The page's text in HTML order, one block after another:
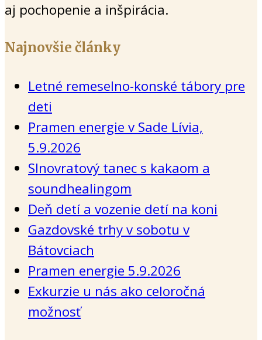
aj pochopenie a inšpirácia.
Najnovšie články
Letné remeselno-konské tábory pre
deti
Pramen energie v Sade Lívia,
5.9.2026
Slnovratový tanec s kakaom a
soundhealingom
Deň detí a vozenie detí na koni
Gazdovské trhy v sobotu v
Bátovciach
Pramen energie 5.9.2026
Exkurzie u nás ako celoročná
možnosť